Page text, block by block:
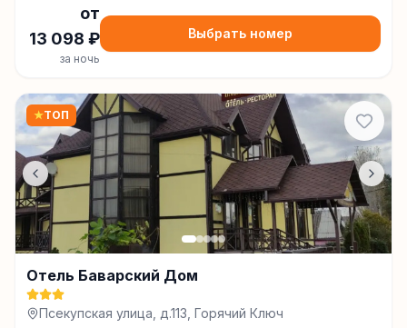
от
13 098 ₽
за ночь
Выбрать номер
★ТОП
Отель Баварский Дом
Псекупская улица, д.113, Горячий Ключ